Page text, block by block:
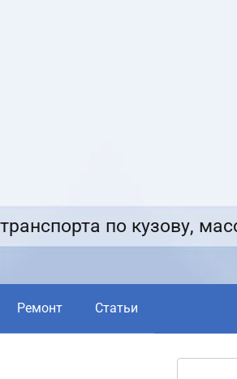
по кузову,
Ремонт Статьи